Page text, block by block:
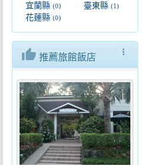
宜蘭縣 (0) 臺東縣(1)
花蓮縣 (0)
more_vert
thumb_up 推薦旅館飯店